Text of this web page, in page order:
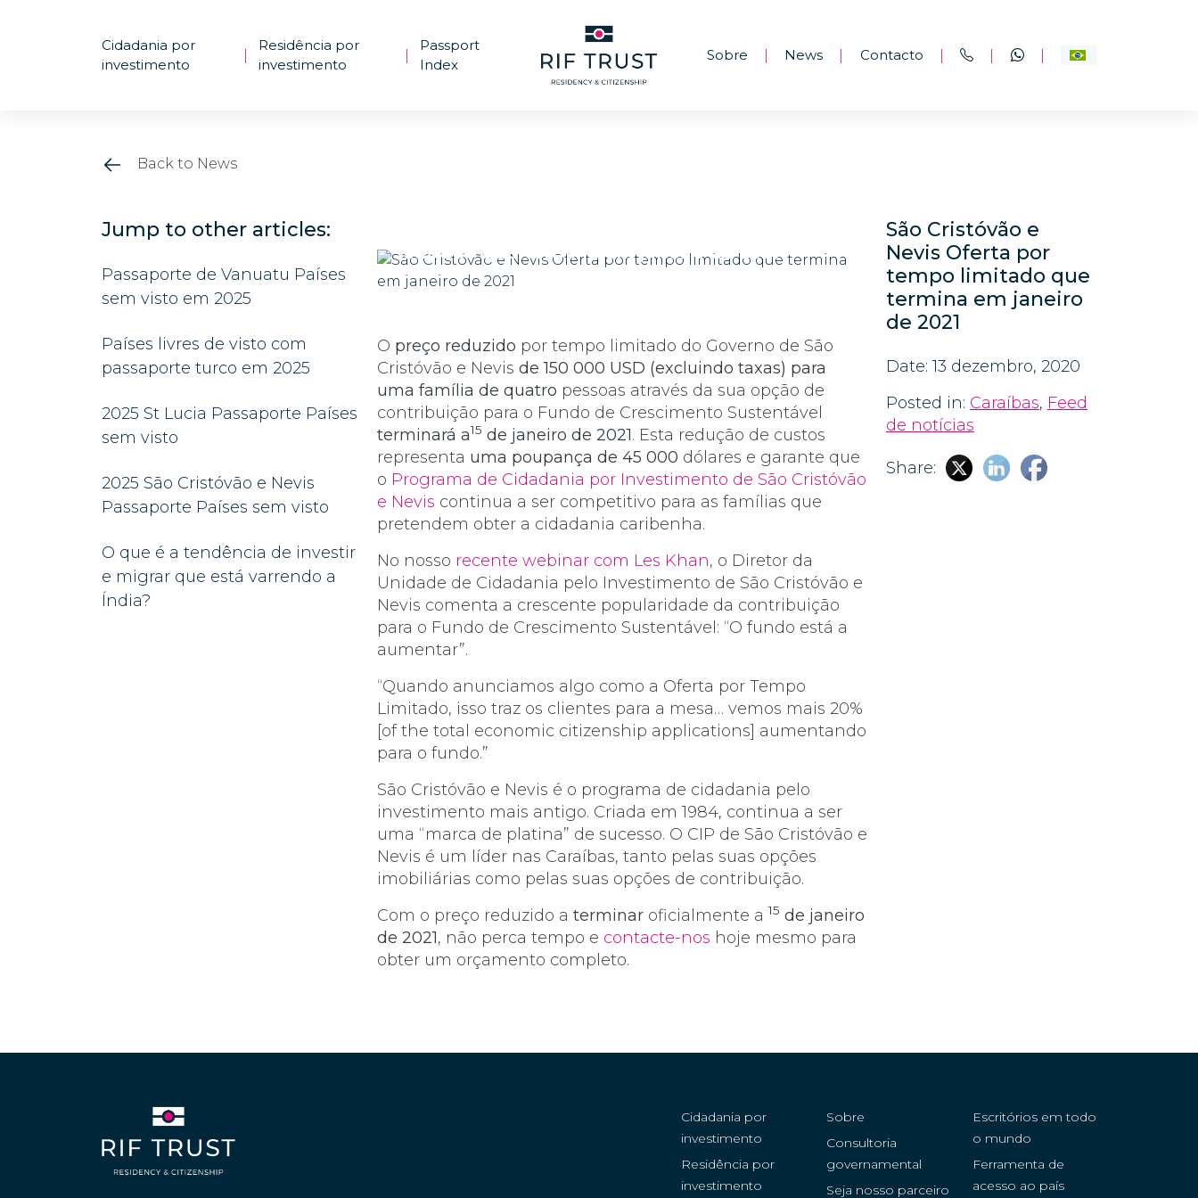
Cidadania por
investimento
Residência por
investimento
Passport
Index
Sobre News Contacto
Back to News
Jump to other articles:
Passaporte de Vanuatu Países
sem visto em 2025
Países livres de visto com
passaporte turco em 2025
2025 St Lucia Passaporte Países
sem visto
2025 São Cristóvão e Nevis
Passaporte Países sem visto
O que é a tendência de investir
e migrar que está varrendo a
Índia?
limitado que termina em janeiro de 2021
O preço reduzido por tempo limitado do Governo de São
Cristóvão e Nevis de 150 000 USD (excluindo taxas) para
uma família de quatro pessoas através da sua opção de
contribuição para o Fundo de Crescimento Sustentável
terminará a15 de janeiro de 2021. Esta redução de custos
representa uma poupança de 45 000 dólares e garante que
o Programa de Cidadania por Investimento de São Cristóvão
e Nevis continua a ser competitivo para as famílias que
pretendem obter a cidadania caribenha.
No nosso recente webinar com Les Khan, o Diretor da
Unidade de Cidadania pelo Investimento de São Cristóvão e
Nevis comenta a crescente popularidade da contribuição
para o Fundo de Crescimento Sustentável: “O fundo está a
aumentar”.
“Quando anunciamos algo como a Oferta por Tempo
Limitado, isso traz os clientes para a mesa… vemos mais 20%
[of the total economic citizenship applications] aumentando
para o fundo.”
São Cristóvão e Nevis é o programa de cidadania pelo
investimento mais antigo. Criada em 1984, continua a ser
uma “marca de platina” de sucesso. O CIP de São Cristóvão e
Nevis é um líder nas Caraíbas, tanto pelas suas opções
imobiliárias como pelas suas opções de contribuição.
Com o preço reduzido a terminar oficialmente a 15 de janeiro
de 2021, não perca tempo e contacte-nos hoje mesmo para
obter um orçamento completo.
São Cristóvão e
Nevis Oferta por
tempo limitado que
termina em janeiro
de 2021
Date: 13 dezembro, 2020
Posted in: Caraíbas, Feed
de notícias
Share:
Cidadania por
investimento
Residência por
investimento
Sobre
Consultoria
governamental
Seja nosso parceiro
Escritórios em todo
o mundo
Ferramenta de
acesso ao país